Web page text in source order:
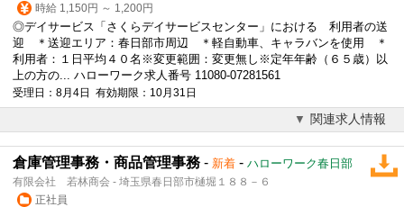
時給 1,150円 ～ 1,200円
◎デイサービス「さくらデイサービスセンター」における 利用者の送
迎 ＊送迎エリア：春日部市周辺 ＊軽自動車、キャラバンを使用 ＊
利用者：１日平均４０名※変更範囲：変更無し※定年年齢（６５歳）以
上の方の... ハローワーク求人番号 11080-07281561
受理日：8月4日 有効期限：10月31日
関連求人情報
倉庫管理事務・商品管理事務 - 新着 - ハローワーク春日部
有限会社 若林商会 - 埼玉県春日部市樋堀１８８－６
正社員